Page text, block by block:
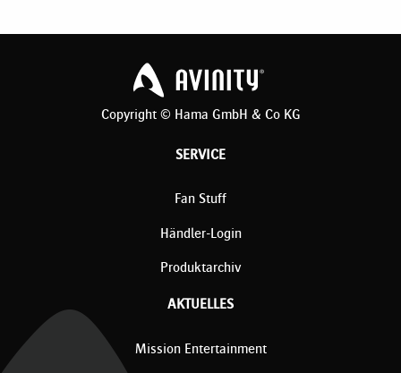
Copyright © Hama GmbH & Co KG
SERVICE
Fan Stuff
Händler-Login
Produktarchiv
AKTUELLES
Mission Entertainment